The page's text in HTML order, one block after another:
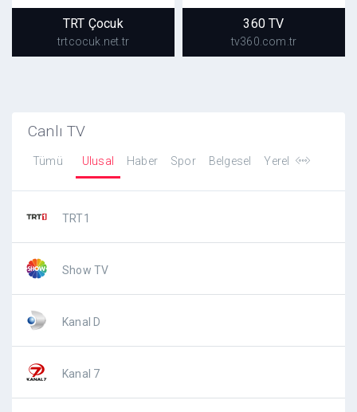
TRT Çocuk
trtcocuk.net.tr
360 TV
tv360.com.tr
Canlı TV
Tümü Ulusal Haber Spor Belgesel Yerel
TRT1
Show TV
Kanal D
Kanal 7